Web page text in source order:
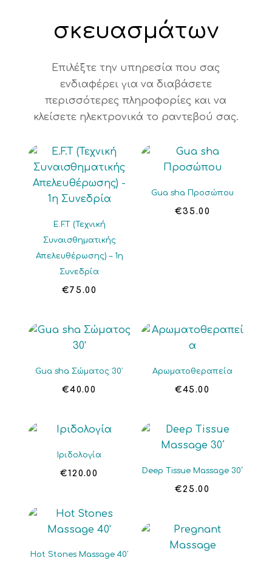
σκευασμάτων
Επιλέξτε την υπηρεσία που σας
ενδιαφέρει για να διαβάσετε
περισσότερες πληροφορίες και να
κλείσετε ηλεκτρονικά το ραντεβού σας.
E.F.T (Τεχνική
Συναισθηματικής
Απελευθέρωσης) – 1η
Συνεδρία
€75.00
Gua sha Προσώπου
€35.00
Gua sha Σώματος 30′
€40.00
Αρωματοθεραπεία
€45.00
Ιριδολογία
€120.00 Deep Tissue Massage 30΄
€25.00
Hot Stones Massage 40′